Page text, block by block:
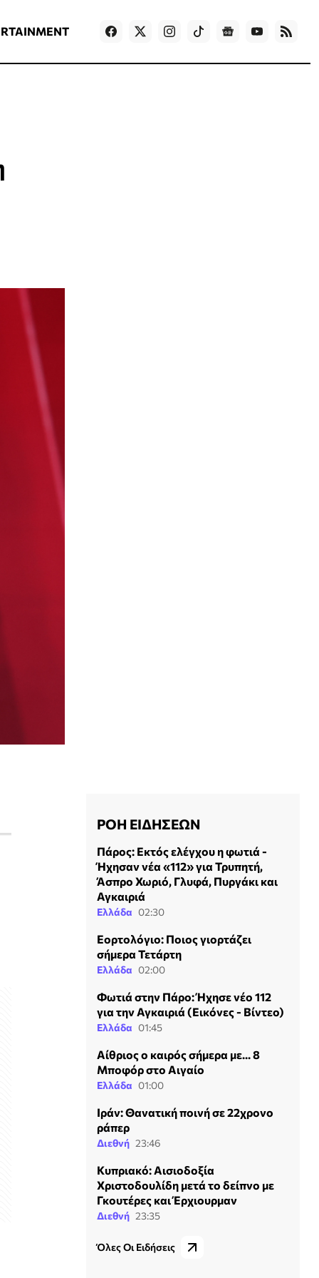
Games
ΡΟΗ ΕΙΔΗΣΕΩΝ
Πάρος: Εκτός ελέγχου η φωτιά -
Ήχησαν νέα «112» για Τρυπητή,
Άσπρο Χωριό, Γλυφά, Πυργάκι και
Αγκαιριά
Ελλάδα 02:30
Εορτολόγιο: Ποιος γιορτάζει
σήμερα Τετάρτη
Ελλάδα 02:00
Φωτιά στην Πάρο: Ήχησε νέο 112
για την Αγκαιριά (Εικόνες - Βίντεο)
Ελλάδα 01:45
Αίθριος ο καιρός σήμερα με... 8
Μποφόρ στο Αιγαίο
Ελλάδα 01:00
Ιράν: Θανατική ποινή σε 22χρονο
ράπερ
Διεθνή 23:46
Κυπριακό: Αισιοδοξία
Χριστοδουλίδη μετά το δείπνο με
Γκουτέρες και Έρχιουρμαν
Διεθνή 23:35
Όλες Οι Ειδήσεις